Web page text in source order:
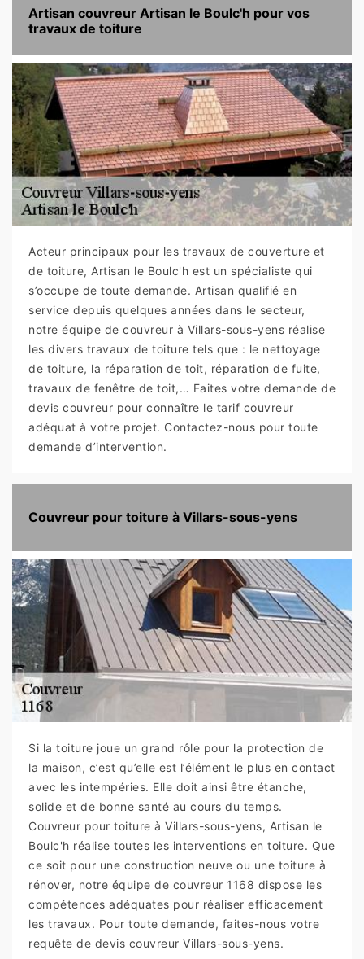
Artisan couvreur Artisan le Boulc'h pour vos
travaux de toiture
Acteur principaux pour les travaux de couverture et
de toiture, Artisan le Boulc'h est un spécialiste qui
s’occupe de toute demande. Artisan qualifié en
service depuis quelques années dans le secteur,
notre équipe de couvreur à Villars-sous-yens réalise
les divers travaux de toiture tels que : le nettoyage
de toiture, la réparation de toit, réparation de fuite,
travaux de fenêtre de toit,… Faites votre demande de
devis couvreur pour connaître le tarif couvreur
adéquat à votre projet. Contactez-nous pour toute
demande d’intervention.
Couvreur pour toiture à Villars-sous-yens
Si la toiture joue un grand rôle pour la protection de
la maison, c’est qu’elle est l’élément le plus en contact
avec les intempéries. Elle doit ainsi être étanche,
solide et de bonne santé au cours du temps.
Couvreur pour toiture à Villars-sous-yens, Artisan le
Boulc'h réalise toutes les interventions en toiture. Que
ce soit pour une construction neuve ou une toiture à
rénover, notre équipe de couvreur 1168 dispose les
compétences adéquates pour réaliser efficacement
les travaux. Pour toute demande, faites-nous votre
requête de devis couvreur Villars-sous-yens.